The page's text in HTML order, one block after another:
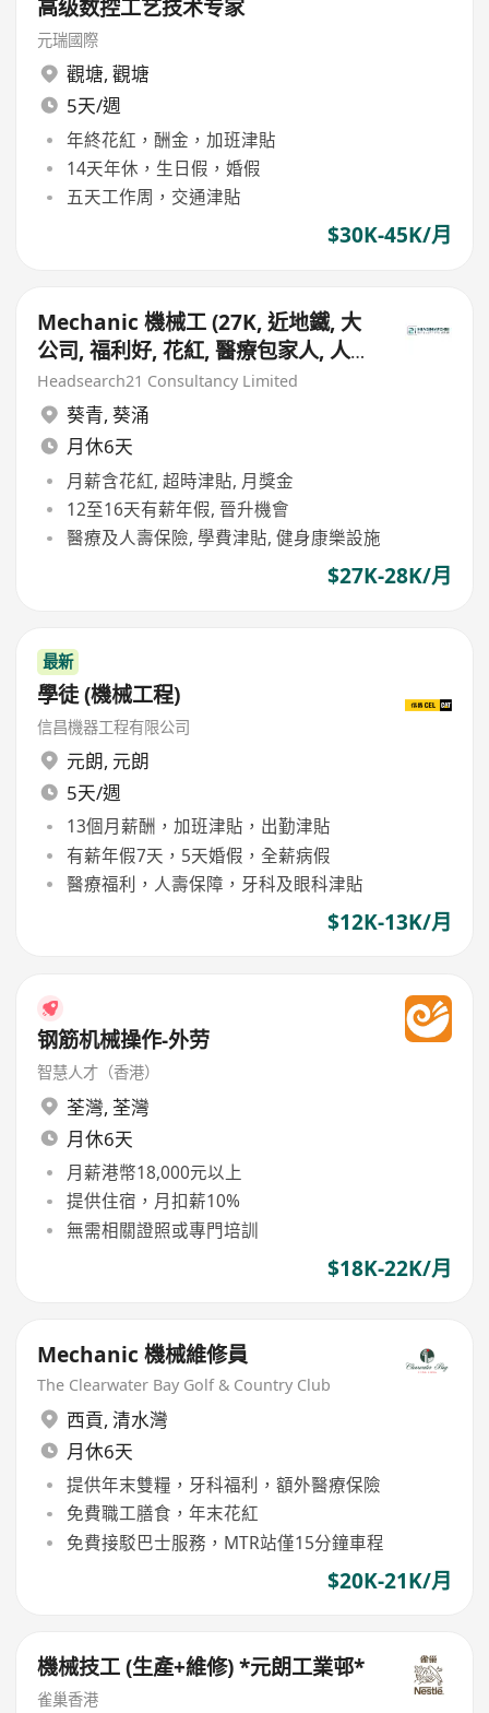
高级数控工艺技术专家
元瑞國際
觀塘, 觀塘
5天/週
年終花紅，酬金，加班津貼
14天年休，生日假，婚假
五天工作周，交通津貼
$30K-45K/月
Mechanic 機械工 (27K, 近地鐵, 大
公司, 福利好, 花紅, 醫療包家人, 人壽
保險)
Headsearch21 Consultancy Limited
葵青, 葵涌
月休6天
月薪含花紅, 超時津貼, 月獎金
12至16天有薪年假, 晉升機會
醫療及人壽保險, 學費津貼, 健身康樂設施
$27K-28K/月
最新
學徒 (機械工程)
信昌機器工程有限公司
元朗, 元朗
5天/週
13個月薪酬，加班津貼，出勤津貼
有薪年假7天，5天婚假，全薪病假
醫療福利，人壽保障，牙科及眼科津貼
$12K-13K/月
钢筋机械操作-外劳
智慧人才（香港）
荃灣, 荃灣
月休6天
月薪港幣18,000元以上
提供住宿，月扣薪10%
無需相關證照或專門培訓
$18K-22K/月
Mechanic 機械維修員
The Clearwater Bay Golf & Country Club
西貢, 清水灣
月休6天
提供年末雙糧，牙科福利，額外醫療保險
免費職工膳食，年末花紅
免費接駁巴士服務，MTR站僅15分鐘車程
$20K-21K/月
機械技工 (生產+維修) *元朗工業邨*
雀巢香港